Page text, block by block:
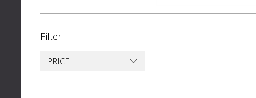
Filter
PRICE